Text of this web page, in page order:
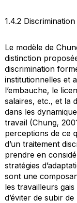
1.4.2
Le modèle de
distinction
discrimination
institutionnelles et
l’embauche, le
salaires, etc., et la
dans les
travail (Chung,
perceptions de ce
d’un traitement
prendre en
stratégies
sont une
les travailleurs
d’éviter de subir